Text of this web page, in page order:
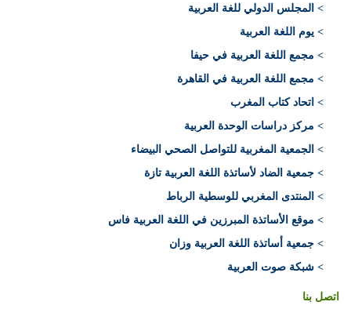
> المجلس الدولي للغة العربية
> يوم اللغة العربية
> مجمع اللغة العربية في حيفا
> مجمع اللغة العربية في القاهرة
> اتحاد كتاب المغرب
> مركز دراسات الوحدة العربية
> الجمعية المغربية للتواصل الصحي البيضاء
> جمعية الضاد لأساتذة اللغة العربية تازة
> المنتدى المغربي للوسطية الرباط
> موقع الأساتذة المبرزين في اللغة العربية فاس
> جمعية أساتذة اللغة العربية وزان
> شبكة صوت العربية
اتصل بنا